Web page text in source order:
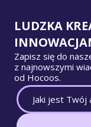
LUDZKA
Zapisz się do
z najnowszymi
od Hocoos.